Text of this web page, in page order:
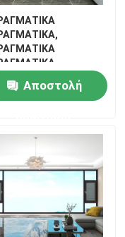
Αποστολή